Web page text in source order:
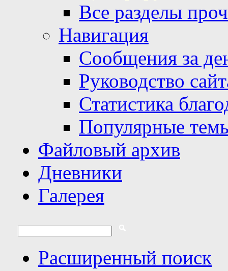
Все разделы
Навигация
Сообщения за
Руководство
Статистика
Популярные
Файловый архив
Дневники
Галерея
Расширенный поиск